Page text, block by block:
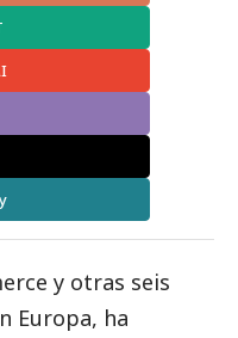
y otras seis
Europa, ha